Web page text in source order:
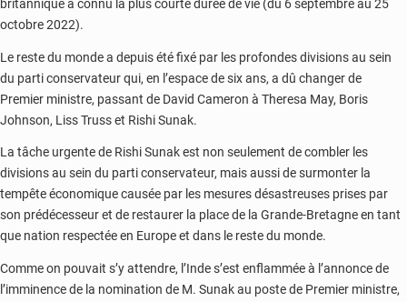
britannique a connu la plus courte durée de vie (du 6 septembre au 25
octobre 2022).
Le reste du monde a depuis été fixé par les profondes divisions au sein
du parti conservateur qui, en l’espace de six ans, a dû changer de
Premier ministre, passant de David Cameron à Theresa May, Boris
Johnson, Liss Truss et Rishi Sunak.
La tâche urgente de Rishi Sunak est non seulement de combler les
divisions au sein du parti conservateur, mais aussi de surmonter la
tempête économique causée par les mesures désastreuses prises par
son prédécesseur et de restaurer la place de la Grande-Bretagne en tant
que nation respectée en Europe et dans le reste du monde.
Comme on pouvait s’y attendre, l’Inde s’est enflammée à l’annonce de
l’imminence de la nomination de M. Sunak au poste de Premier ministre,